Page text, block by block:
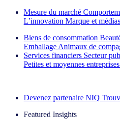
Mesure du marché
L’innovation Marque et médias
Biens de consommation
Emballage Animaux de
Services financiers Secteur
Petites et moyennes entreprises
Devenez partenaire NIQ
Featured Insights